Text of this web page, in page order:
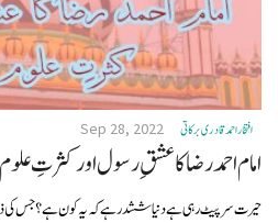
افتخاراحمدقادری برکاتی Sep 28, 2022
امام احمد رضاکا عشقِ رسول اور کثرتِ
حیرت سر پیٹ رہی ہےدنیا ششدر ہے کہ یہ کون ہے؟جس کی